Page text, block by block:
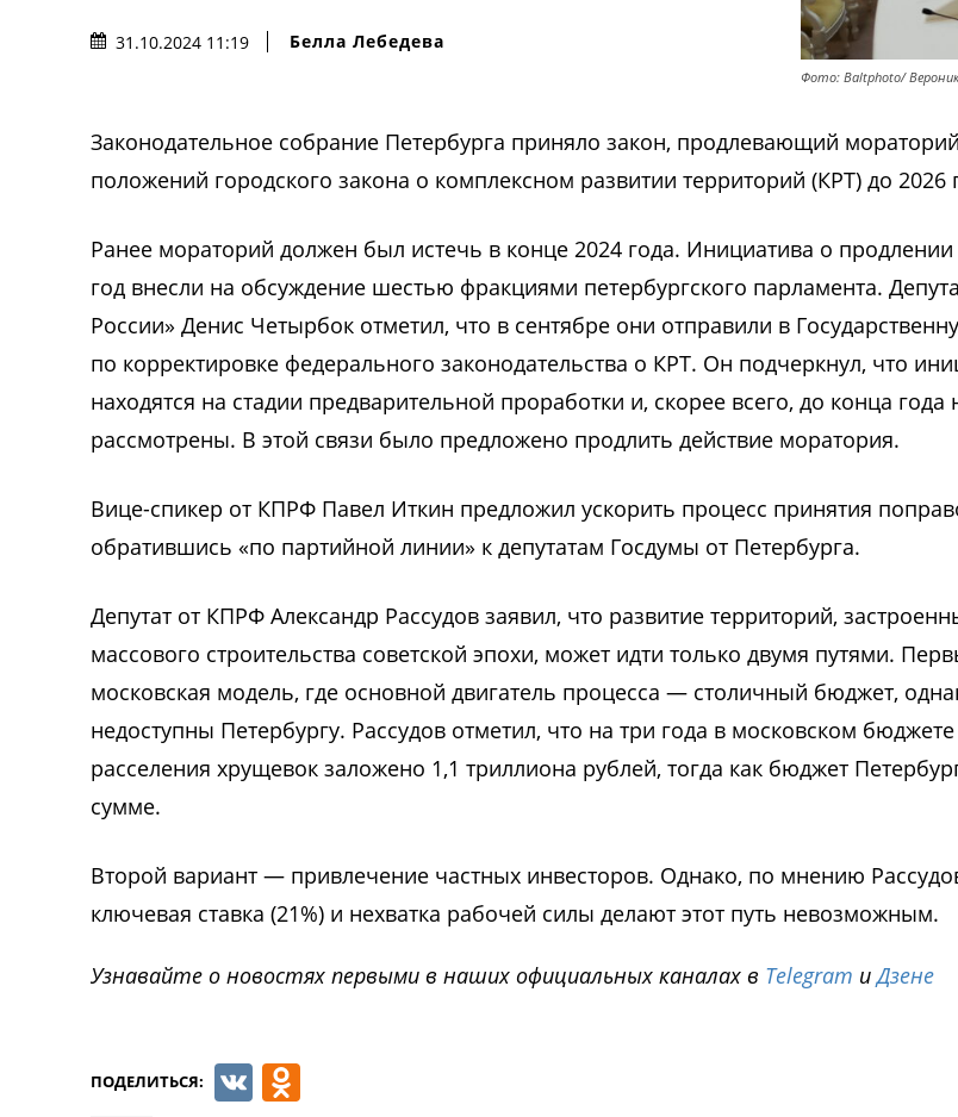
31.10.2024 11:19 Белла Лебедева
Фото: Baltphoto/
Законодательное собрание Петербурга приняло закон, продлевающий
положений городского закона о комплексном развитии территорий (КРТ) до 2026
Ранее мораторий должен был истечь в конце 2024 года. Инициатива о продлении
год внесли на обсуждение шестью фракциями петербургского парламента.
России» Денис Четырбок отметил, что в сентябре они отправили в
по корректировке федерального законодательства о КРТ. Он подчеркнул, что
находятся на стадии предварительной проработки и, скорее всего, до конца года
рассмотрены. В этой связи было предложено продлить действие моратория.
Вице-спикер от КПРФ Павел Иткин предложил ускорить процесс принятия
обратившись «по партийной линии» к депутатам Госдумы от Петербурга.
Депутат от КПРФ Александр Рассудов заявил, что развитие территорий,
массового строительства советской эпохи, может идти только двумя путями.
московская модель, где основной двигатель процесса — столичный бюджет,
недоступны Петербургу. Рассудов отметил, что на три года в московском
расселения хрущевок заложено 1,1 триллиона рублей, тогда как бюджет
сумме.
Второй вариант — привлечение частных инвесторов. Однако, по мнению
ключевая ставка (21%) и нехватка рабочей силы делают этот путь невозможным.
Узнавайте о новостях первыми в наших официальных каналах в Telegram иДзене
ПОДЕЛИТЬСЯ: VK